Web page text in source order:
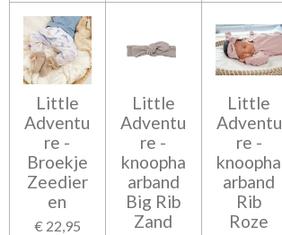
Little
Adventu
re -
Broekje
Zeedier
en
€ 22,95
Little
Adventu
re -
knoopha
arband
Big Rib
Zand
Little
Adventu
re -
knoopha
arband
Rib
Roze